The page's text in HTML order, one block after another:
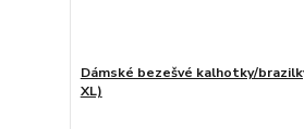
Dámské bezešvé kalhotky/
XL)